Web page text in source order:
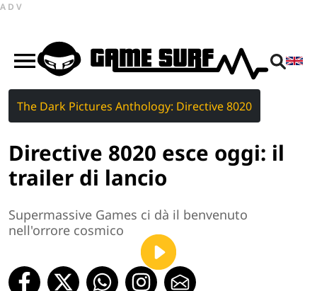
ADV
The Dark Pictures Anthology: Directive 8020
Directive 8020 esce oggi: il
trailer di lancio
Supermassive Games ci dà il benvenuto
nell'orrore cosmico